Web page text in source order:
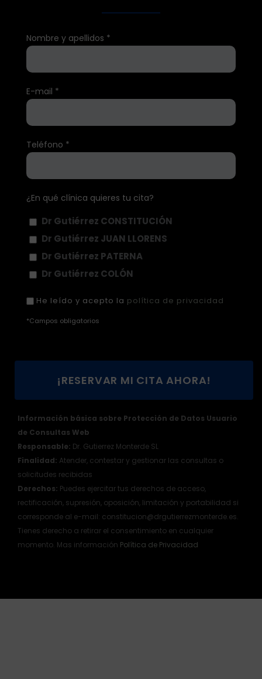
Nombre y apellidos *
E-mail *
Teléfono *
¿En qué clínica quieres tu cita?
Dr Gutiérrez CONSTITUCIÓN
Dr Gutiérrez JUAN LLORENS
Dr Gutiérrez PATERNA
Dr Gutiérrez COLÓN
He leído y acepto la política de privacidad
*Campos obligatorios
Información básica sobre Protección de Datos Usuario
de Consultas Web
Responsable: Dr. Gutierrez Monterde SL
Finalidad: Atender, contestar y gestionar las consultas o
solicitudes recibidas
Derechos: Puedes ejercitar tus derechos de acceso,
rectificación, supresión, oposición, limitación y portabilidad si
corresponde al e-mail: constitucion@drgutierrezmonterde.es.
Tienes derecho a retirar el consentimiento en cualquier
momento. Mas información Política de Privacidad